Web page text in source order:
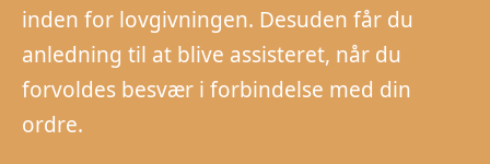
inden for lovgivningen. Desuden får du
anledning til at blive assisteret, når du
forvoldes besvær i forbindelse med din
ordre.